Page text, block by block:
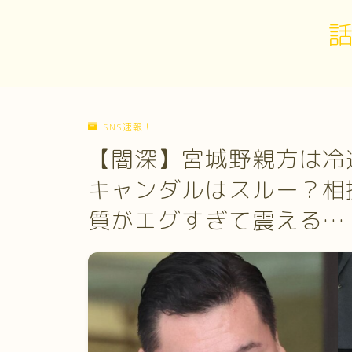
SNS速報！
【闇深】宮城野親方は
キャンダルはスルー？
質がエグすぎて震える…